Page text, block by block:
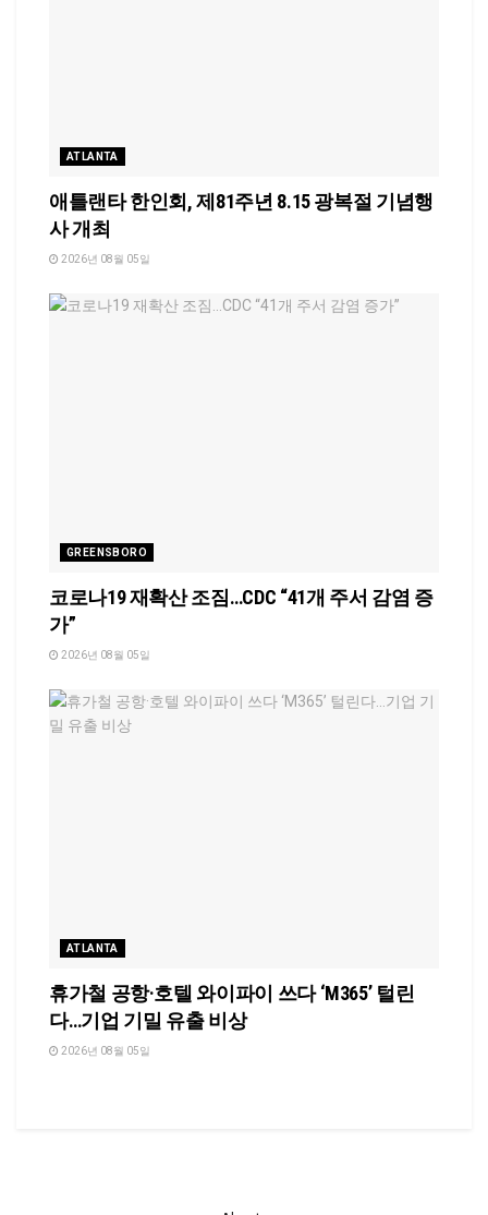
ATLANTA
애틀랜타 한인회, 제81주년 8.15 광복절 기념행
사 개최
2026년 08월 05일
GREENSBORO
코로나19 재확산 조짐…CDC “41개 주서 감염 증
가”
2026년 08월 05일
ATLANTA
휴가철 공항·호텔 와이파이 쓰다 ‘M365’ 털린
다…기업 기밀 유출 비상
2026년 08월 05일